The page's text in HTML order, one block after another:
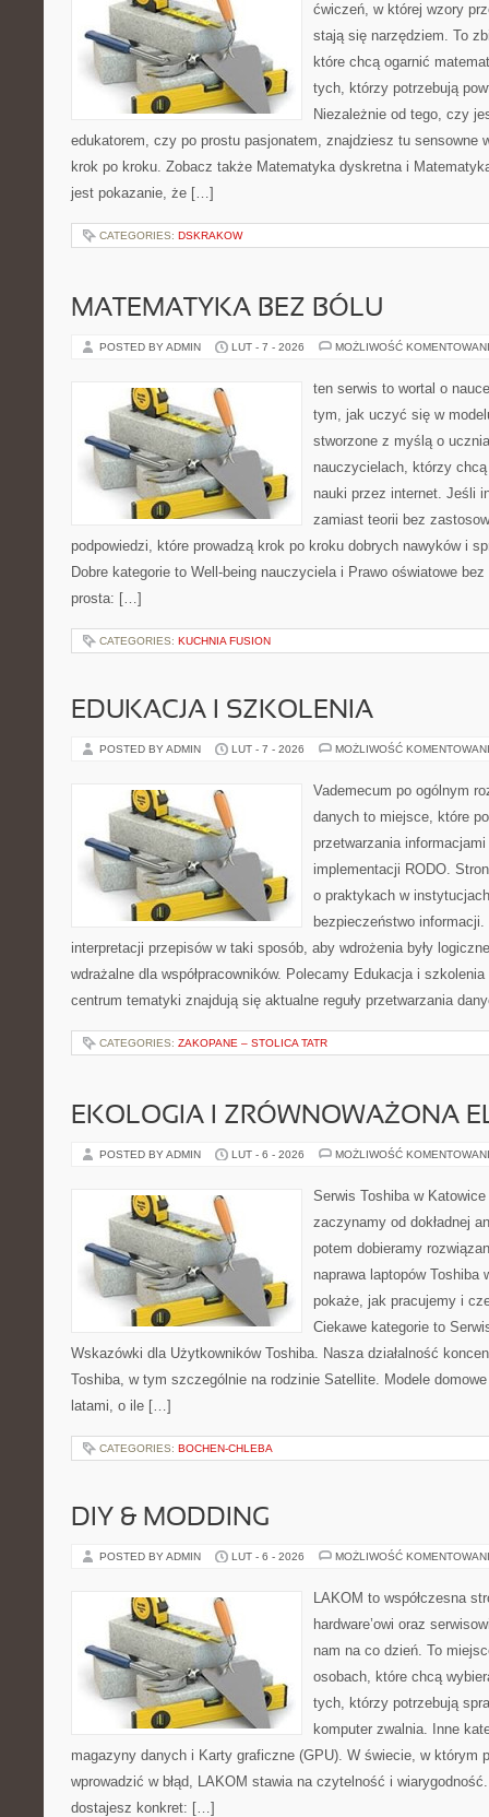
ćwiczeń, w której wzory
stają się narzędziem. To
które chcą ogarnić
tych, którzy potrzebują
Niezależnie od tego, czy
edukatorem, czy po prostu pasjonatem, znajdziesz tu sensowne
krok po kroku. Zobacz także Matematyka dyskretna i
jest pokazanie, że […]
CATEGORIES: DSKRAKOW
MATEMATYKA BEZ BÓLU
POSTED BY ADMIN LUT - 7 - 2026 MOŻLIWOŚĆ
ten serwis to wortal o
tym, jak uczyć się w
stworzone z myślą o
nauczycielach, którzy
nauki przez internet. Jeśli
zamiast teorii bez
podpowiedzi, które prowadzą krok po kroku dobrych nawyków i
Dobre kategorie to Well-being nauczyciela i Prawo oświatowe
prosta: […]
CATEGORIES: KUCHNIA FUSION
EDUKACJA I SZKOLENIA
POSTED BY ADMIN LUT - 7 - 2026 MOŻLIWOŚĆ
Vademecum po ogólnym
danych to miejsce, które
przetwarzania
implementacji RODO.
o praktykach w
bezpieczeństwo
interpretacji przepisów w taki sposób, aby wdrożenia były
wdrażalne dla współpracowników. Polecamy Edukacja i
centrum tematyki znajdują się aktualne reguły przetwarzania
CATEGORIES: ZAKOPANE – STOLICA TATR
EKOLOGIA I ZRÓWNOWAŻONA
POSTED BY ADMIN LUT - 6 - 2026 MOŻLIWOŚĆ
Serwis Toshiba w
zaczynamy od dokładnej
potem dobieramy
naprawa laptopów Toshiba
pokaże, jak pracujemy i
Ciekawe kategorie to
Wskazówki dla Użytkowników Toshiba. Nasza działalność
Toshiba, w tym szczególnie na rodzinie Satellite. Modele
latami, o ile […]
CATEGORIES: BOCHEN-CHLEBA
DIY & MODDING
POSTED BY ADMIN LUT - 6 - 2026 MOŻLIWOŚĆ
LAKOM to współczesna
hardware’owi oraz
nam na co dzień. To
osobach, które chcą
tych, którzy potrzebują
komputer zwalnia. Inne
magazyny danych i Karty graficzne (GPU). W świecie, w którym
wprowadzić w błąd, LAKOM stawia na czytelność i
dostajesz konkret: […]